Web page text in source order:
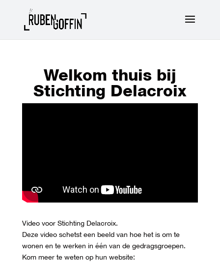
Welkom thuis bij
Stichting Delacroix
Video voor Stichting Delacroix.
Deze video schetst een beeld van hoe het is om te
wonen en te werken in één van de gedragsgroepen.
Kom meer te weten op hun website: